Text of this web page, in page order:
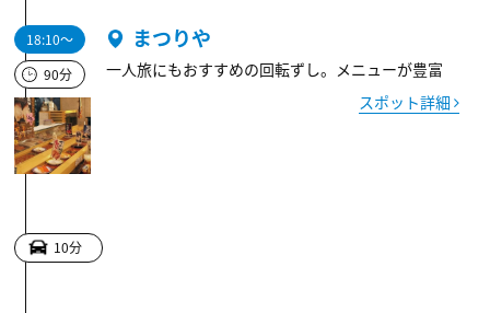
18:10～
90分
まつりや
一人旅にもおすすめの回転ずし。メニューが豊富
スポット詳細
10分